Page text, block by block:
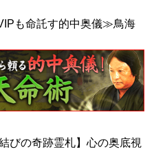
も命託す的中奥儀≫鳥海
びの奇跡霊札】心の奥底視